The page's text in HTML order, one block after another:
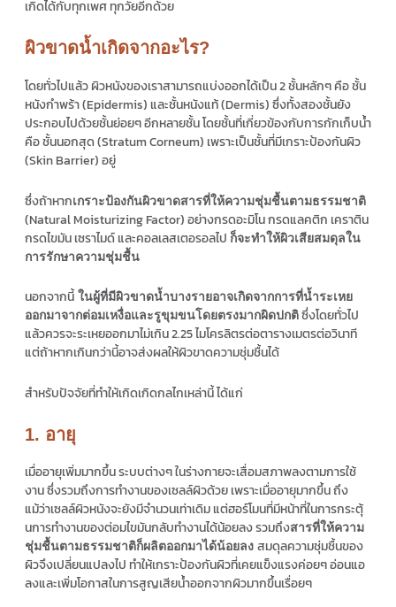
เกิดได้กับทุกเพศ ทุกวัยอีกด้วย
ผิวขาดน้ำเกิดจากอะไร?
โดยทั่วไปแล้ว ผิวหนังของเราสามารถแบ่งออกได้เป็น 2 ชั้นหลักๆ คือ ชั้น
หนังกำพร้า (Epidermis) และชั้นหนังแท้ (Dermis) ซึ่งทั้งสองชั้นยัง
ประกอบไปด้วยชั้นย่อยๆ อีกหลายชั้น โดยชั้นที่เกี่ยวข้องกับการกักเก็บน้ำ
คือ ชั้นนอกสุด (Stratum Corneum) เพราะเป็นชั้นที่มีเกราะป้องกันผิว
(Skin Barrier) อยู่
ซึ่งถ้าหากเกราะป้องกันผิวขาดสารที่ให้ความชุ่มชื้นตามธรรมชาติ
(Natural Moisturizing Factor) อย่างกรดอะมิโน กรดแลคติก เคราติน
กรดไขมัน เซราไมด์ และคอลเลสเตอรอลไป ก็จะทำให้ผิวเสียสมดุลใน
การรักษาความชุ่มชื้น
นอกจากนี้ ในผู้ที่มีผิวขาดน้ำบางรายอาจเกิดจากการที่น้ำระเหย
ออกมาจากต่อมเหงื่อและรูขุมขนโดยตรงมากผิดปกติซึ่งโดยทั่วไป
แล้วควรจะระเหยออกมาไม่เกิน 2.25 ไมโครลิตรต่อตารางเมตรต่อวินาที
แต่ถ้าหากเกินกว่านี้อาจส่งผลให้ผิวขาดความชุ่มชื้นได้
สำหรับปัจจัยที่ทำให้เกิดเกิดกลไกเหล่านี้ ได้แก่
1. อายุ
เมื่ออายุเพิ่มมากขึ้น ระบบต่างๆ ในร่างกายจะเสื่อมสภาพลงตามการใช้
งาน ซึ่งรวมถึงการทำงานของเซลล์ผิวด้วย เพราะเมื่ออายุมากขึ้น ถึง
แม้ว่าเซลล์ผิวหนังจะยังมีจำนวนเท่าเดิม แต่ฮอร์โมนที่มีหน้าที่ในการกระตุ้
นการทำงานของต่อมไขมันกลับทำงานได้น้อยลง รวมถึงสารที่ให้ความ
ชุ่มชื้นตามธรรมชาติก็ผลิตออกมาได้น้อยลง สมดุลความชุ่มชื้นของ
ผิวจึงเปลี่ยนแปลงไป ทำให้เกราะป้องกันผิวที่เคยแข็งแรงค่อยๆ อ่อนแอ
ลงและเพิ่มโอกาสในการสูญเสียน้ำออกจากผิวมากขึ้นเรื่อยๆ